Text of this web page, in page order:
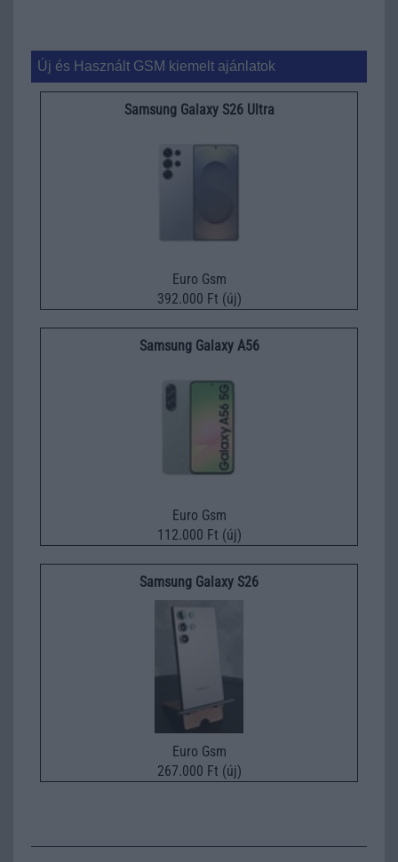
Új és Használt GSM kiemelt ajánlatok
Samsung Galaxy S26 Ultra
Euro Gsm
392.000 Ft (új)
Samsung Galaxy A56
Euro Gsm
112.000 Ft (új)
Samsung Galaxy S26
Euro Gsm
267.000 Ft (új)